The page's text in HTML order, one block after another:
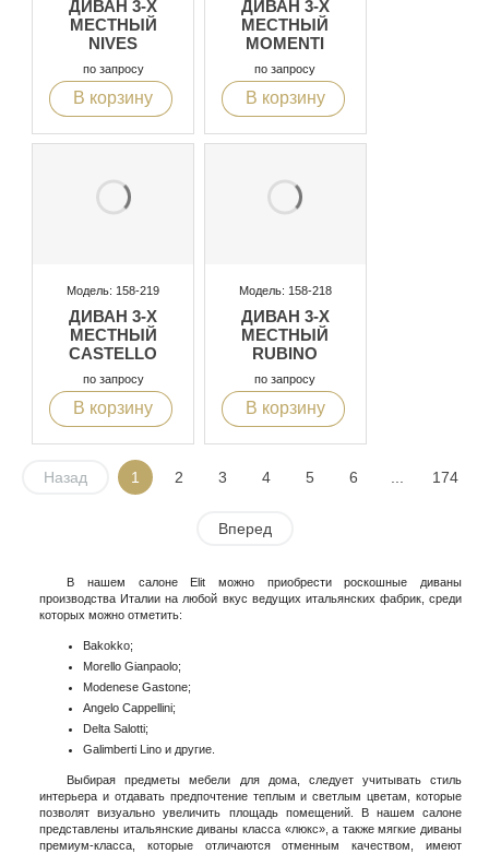
ДИВАН 3-Х
МЕСТНЫЙ
NIVES
по запросу
В корзину
ДИВАН 3-Х
МЕСТНЫЙ
MOMENTI
по запросу
В корзину
Модель: 158-219
ДИВАН 3-Х
МЕСТНЫЙ
CASTELLO
по запросу
В корзину
Модель: 158-218
ДИВАН 3-Х
МЕСТНЫЙ
RUBINO
по запросу
В корзину
Назад 1 2 3 4 5 6 174
Вперед
В нашем салоне Elit можно приобрести роскошные диваны
производства Италии на любой вкус ведущих итальянских фабрик, среди
которых можно отметить:
Bakokko;
Morello Gianpaolo;
Modenese Gastone;
Angelo Cappellini;
Delta Salotti;
Galimberti Lino и другие.
Выбирая предметы мебели для дома, следует учитывать стиль
интерьера и отдавать предпочтение теплым и светлым цветам, которые
позволят визуально увеличить площадь помещений. В нашем салоне
представлены итальянские диваны класса «люкс», а также мягкие диваны
премиум-класса, которые отличаются отменным качеством, имеют